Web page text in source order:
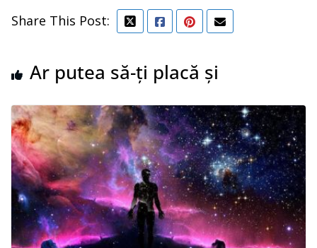
Share This Post:
Ar putea să-ți placă și